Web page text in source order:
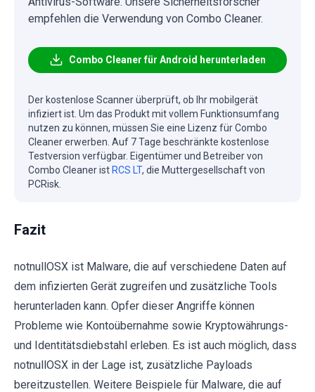
empfehlen die Verwendung von Combo Cleaner.
Combo Cleaner für Android herunterladen
Der kostenlose Scanner überprüft, ob Ihr mobilgerät
infiziert ist. Um das Produkt mit vollem Funktionsumfang
nutzen zu können, müssen Sie eine Lizenz für Combo
Cleaner erwerben. Auf 7 Tage beschränkte kostenlose
Testversion verfügbar. Eigentümer und Betreiber von
Combo Cleaner ist RCS LT, die Muttergesellschaft von
PCRisk.
Fazit
notnullOSX ist Malware, die auf verschiedene Daten auf
dem infizierten Gerät zugreifen und zusätzliche Tools
herunterladen kann. Opfer dieser Angriffe können
Probleme wie Kontoübernahme sowie Kryptowährungs-
und Identitätsdiebstahl erleben. Es ist auch möglich, dass
notnullOSX in der Lage ist, zusätzliche Payloads
bereitzustellen. Weitere Beispiele für Malware, die auf